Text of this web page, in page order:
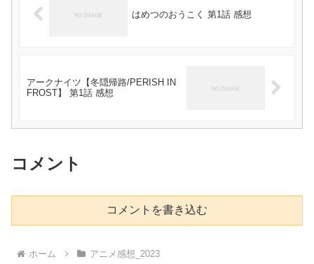
はめつのおうこく 第1話 感想
アークナイツ【冬隠帰路/PERISH IN
FROST】 第1話 感想
コメント
コメントを書き込む
ホーム アニメ感想_2023